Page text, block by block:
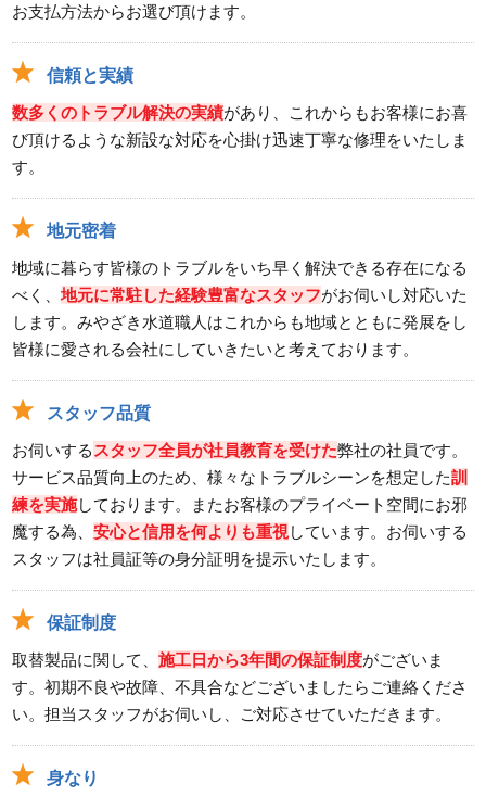
お支払方法からお選び頂けます。
信頼と実績
数多くのトラブル解決の実績があり、これからもお客様にお喜
び頂けるような新設な対応を心掛け迅速丁寧な修理をいたしま
す。
地元密着
地域に暮らす皆様のトラブルをいち早く解決できる存在になる
べく、地元に常駐した経験豊富なスタッフがお伺いし対応いた
します。みやざき水道職人はこれからも地域とともに発展をし
皆様に愛される会社にしていきたいと考えております。
スタッフ品質
お伺いする スタッフ全員が社員教育を受けた弊社の社員です。
サービス品質向上のため、様々なトラブルシーンを想定した訓
練を実施しております。またお客様のプライベート空間にお邪
魔する為、安心と信用を何よりも重視しています。お伺いする
スタッフは社員証等の身分証明を提示いたします。
保証制度
取替製品に関して、施工日から3年間の保証制度がございま
す。初期不良や故障、不具合などございましたらご連絡くださ
い。担当スタッフがお伺いし、ご対応させていただきます。
身なり